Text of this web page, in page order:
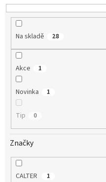
u
Na skladě 28
Akce 1
Novinka 1
Tip 0
Značky
CALTER 1